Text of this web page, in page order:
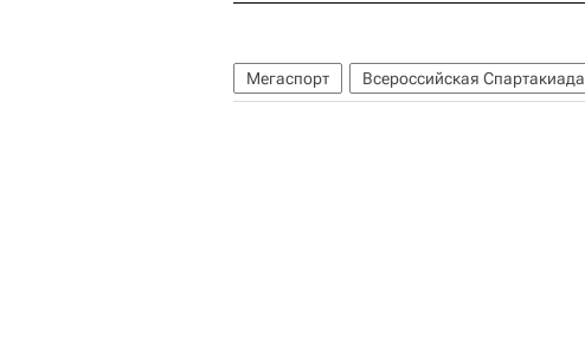
Мегаспорт Всероссийская Спартакиада